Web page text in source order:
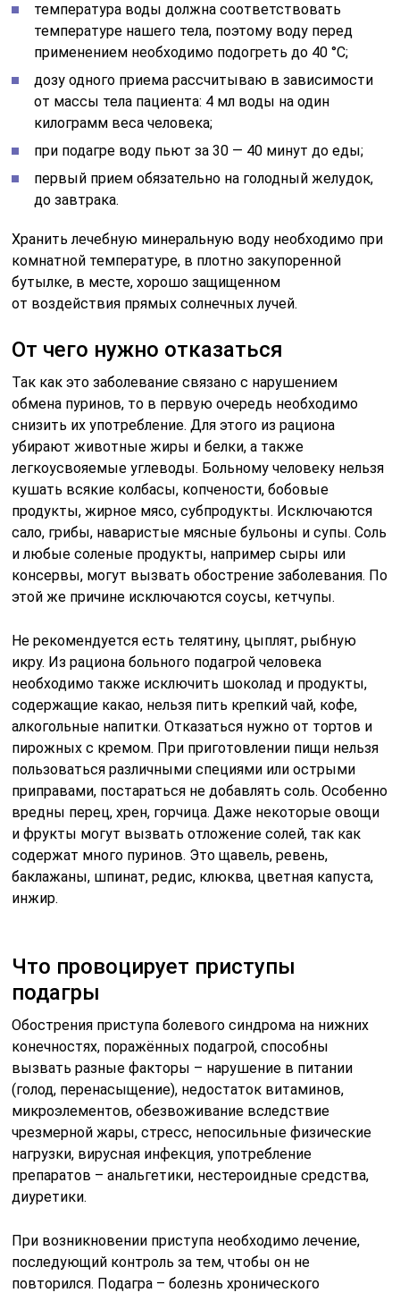
температура воды должна соответствовать
температуре нашего тела, поэтому воду перед
применением необходимо подогреть до 40 °C;
дозу одного приема рассчитываю в зависимости
от массы тела пациента: 4 мл воды на один
килограмм веса человека;
при подагре воду пьют за 30 — 40 минут до еды;
первый прием обязательно на голодный желудок,
до завтрака.
Хранить лечебную минеральную воду необходимо при
комнатной температуре, в плотно закупоренной
бутылке, в месте, хорошо защищенном
от воздействия прямых солнечных лучей.
От чего нужно отказаться
Так как это заболевание связано с нарушением
обмена пуринов, то в первую очередь необходимо
снизить их употребление. Для этого из рациона
убирают животные жиры и белки, а также
легкоусвояемые углеводы. Больному человеку нельзя
кушать всякие колбасы, копчености, бобовые
продукты, жирное мясо, субпродукты. Исключаются
сало, грибы, наваристые мясные бульоны и супы. Соль
и любые соленые продукты, например сыры или
консервы, могут вызвать обострение заболевания. По
этой же причине исключаются соусы, кетчупы.
Не рекомендуется есть телятину, цыплят, рыбную
икру. Из рациона больного подагрой человека
необходимо также исключить шоколад и продукты,
содержащие какао, нельзя пить крепкий чай, кофе,
алкогольные напитки. Отказаться нужно от тортов и
пирожных с кремом. При приготовлении пищи нельзя
пользоваться различными специями или острыми
приправами, постараться не добавлять соль. Особенно
вредны перец, хрен, горчица. Даже некоторые овощи
и фрукты могут вызвать отложение солей, так как
содержат много пуринов. Это щавель, ревень,
баклажаны, шпинат, редис, клюква, цветная капуста,
инжир.
Что провоцирует приступы
подагры
Обострения приступа болевого синдрома на нижних
конечностях, поражённых подагрой, способны
вызвать разные факторы – нарушение в питании
(голод, перенасыщение), недостаток витаминов,
микроэлементов, обезвоживание вследствие
чрезмерной жары, стресс, непосильные физические
нагрузки, вирусная инфекция, употребление
препаратов – анальгетики, нестероидные средства,
диуретики.
При возникновении приступа необходимо лечение,
последующий контроль за тем, чтобы он не
повторился. Подагра – болезнь хронического